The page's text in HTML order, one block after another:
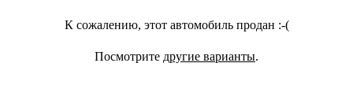
К сожалению, этот автомобиль продан :-(
Посмотрите другие варианты.